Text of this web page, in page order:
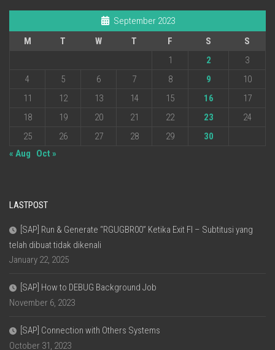
September 2023
M
T W T F S
S
1
2
3
4
5 6 7 8 9
10
11
12 13 14 15 16
17
18
19 20 21 22 23
24
25
26 27 28 29
30
« Aug
Oct »
LASTPOST
[SAP] Run & Generate “RGUGBR00” Ketika Exit FI – Subtitusi yang
telah dibuat tidak dikenali
January 22, 2025
[SAP] How to DEBUG Background Job
November 6, 2023
[SAP] Connection with Others Systems
October 31, 2023